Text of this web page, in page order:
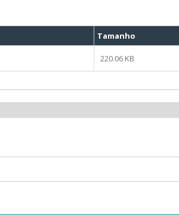
Tamanho
220.06 KB